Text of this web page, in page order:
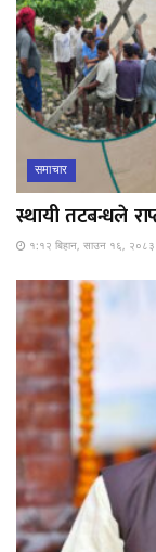
समाचार
स्थायी तटबन्धले
१:१२ बिहान, साउन १६, २०८३